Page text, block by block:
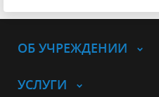
ОБ УЧРЕЖДЕНИИ
УСЛУГИ